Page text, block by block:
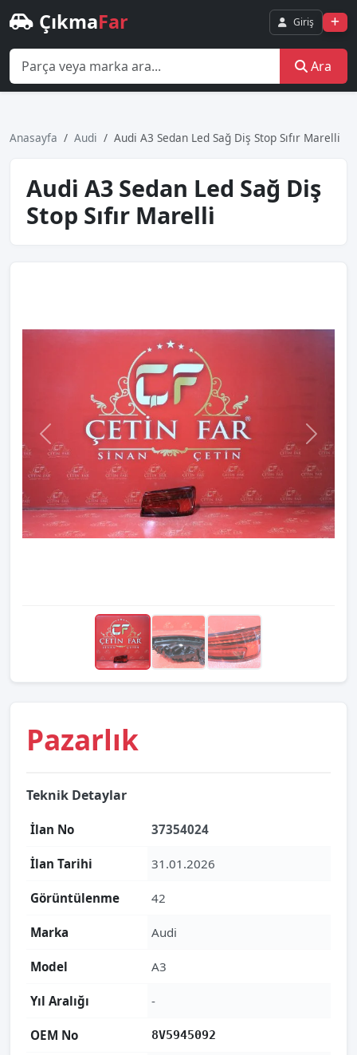
ÇıkmaFar Giriş
Ara
Anasayfa Audi Audi̇ A3 Sedan Led Sağ Diş Stop Sıfır Marelli̇
Audi̇ A3 Sedan Led Sağ Diş
Stop Sıfır Marelli̇
Pazarlık
Teknik Detaylar
İlan No 37354024
İlan Tarihi 31.01.2026
Görüntülenme 42
Marka Audi
Model A3
Yıl Aralığı -
OEM No 8V5945092